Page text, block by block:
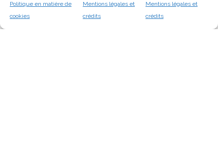
Politique en matière de
cookies
Mentions légales et
crédits
Mentions légales et
crédits